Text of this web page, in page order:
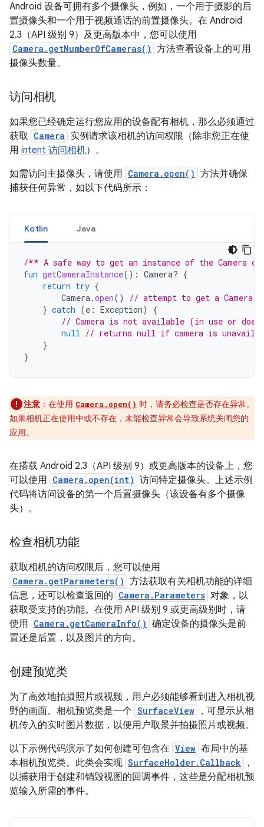
Android 设备可拥有多个摄像头，例如，一个用于摄影的后
置摄像头和一个用于视频通话的前置摄像头。在 Android
2.3（API 级别 9）及更高版本中，您可以使用
Camera.getNumberOfCameras() 方法查看设备上的可用
摄像头数量。
访问相机
如果您已经确定运行您应用的设备配有相机，那么必须通过
获取 Camera 实例请求该相机的访问权限（除非您正在使
用 intent 访问相机）。
如需访问主摄像头，请使用 Camera.open() 方法并确保
捕获任何异常，如以下代码所示：
Kotlin Java
/** A safe way to get an instance of the Camera
fun getCameraInstance(): Camera? {
return try {
Camera.open()
// attempt to get a Camera
} catch (e : Exception)
{
// Camera is not available (in use or
null // returns null if camera is
}
}
注意 ：在使用 Camera.open() 时，请务必检查是否存在异常。
如果相机正在使用中或不存在，未能检查异常会导致系统关闭您的
应用。
在搭载 Android 2.3（API 级别 9）或更高版本的设备上，您
可以使用 Camera.open(int) 访问特定摄像头。上述示例
代码将访问设备的第一个后置摄像头（该设备有多个摄像
头）。
检查相机功能
获取相机的访问权限后，您可以使用
Camera.getParameters() 方法获取有关相机功能的详细
信息，还可以检查返回的 Camera.Parameters 对象，以
获取受支持的功能。在使用 API 级别 9 或更高级别时，请
使用 Camera.getCameraInfo() 确定设备的摄像头是前
置还是后置，以及图片的方向。
创建预览类
为了高效地拍摄照片或视频，用户必须能够看到进入相机视
野的画面。相机预览类是一个 SurfaceView
，可显示从相
机传入的实时图片数据，以便用户取景并拍摄照片或视频。
以下示例代码演示了如何创建可包含在 View 布局中的基
本相机预览类。此类会实现 SurfaceHolder.Callback
，
以捕获用于创建和销毁视图的回调事件，这些是分配相机预
览输入所需的事件。